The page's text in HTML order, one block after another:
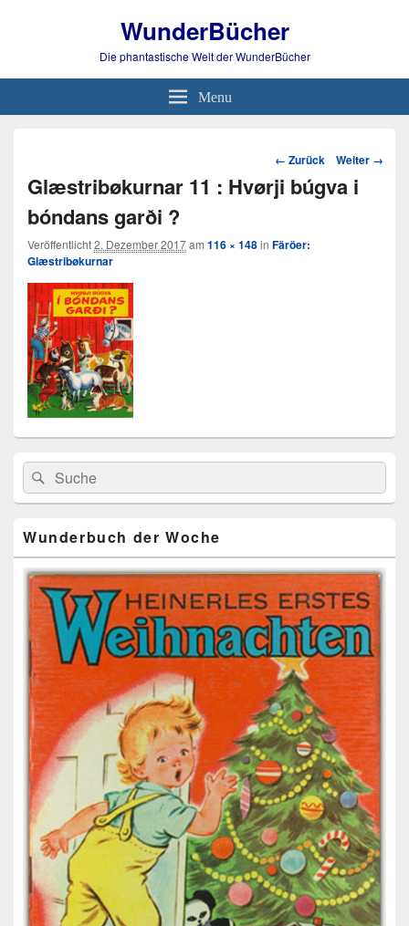
WunderBücher
Die phantastische Welt der WunderBücher
Menu
Bild-
Navigation
← Zurück Weiter →
Glæstribøkurnar 11 : Hvørji búgva i
bóndans garði ?
Veröffentlicht2. Dezember 2017am 116 × 148in Färöer:
Glæstribøkurnar
Primärer
Seitenleisten
Widget-
Bereich
Search
for:
Suche
Wunderbuch der Woche